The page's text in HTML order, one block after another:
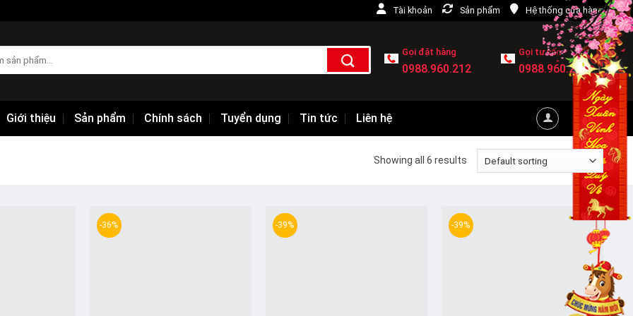
Tài khoản Sản phẩm Hệ thống cửa hàng
Gọi đặt hàng
0988.960.212
Gọi tư vấn
0988.960.212
Giới thiệu Sản phẩm Chính sách Tuyển dụng Tin tức Liên hệ
Showing all 6 results
-36% -39% -39%